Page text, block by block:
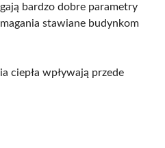
bardzo dobre parametry
stawiane budynkom
ciepła wpływają przede